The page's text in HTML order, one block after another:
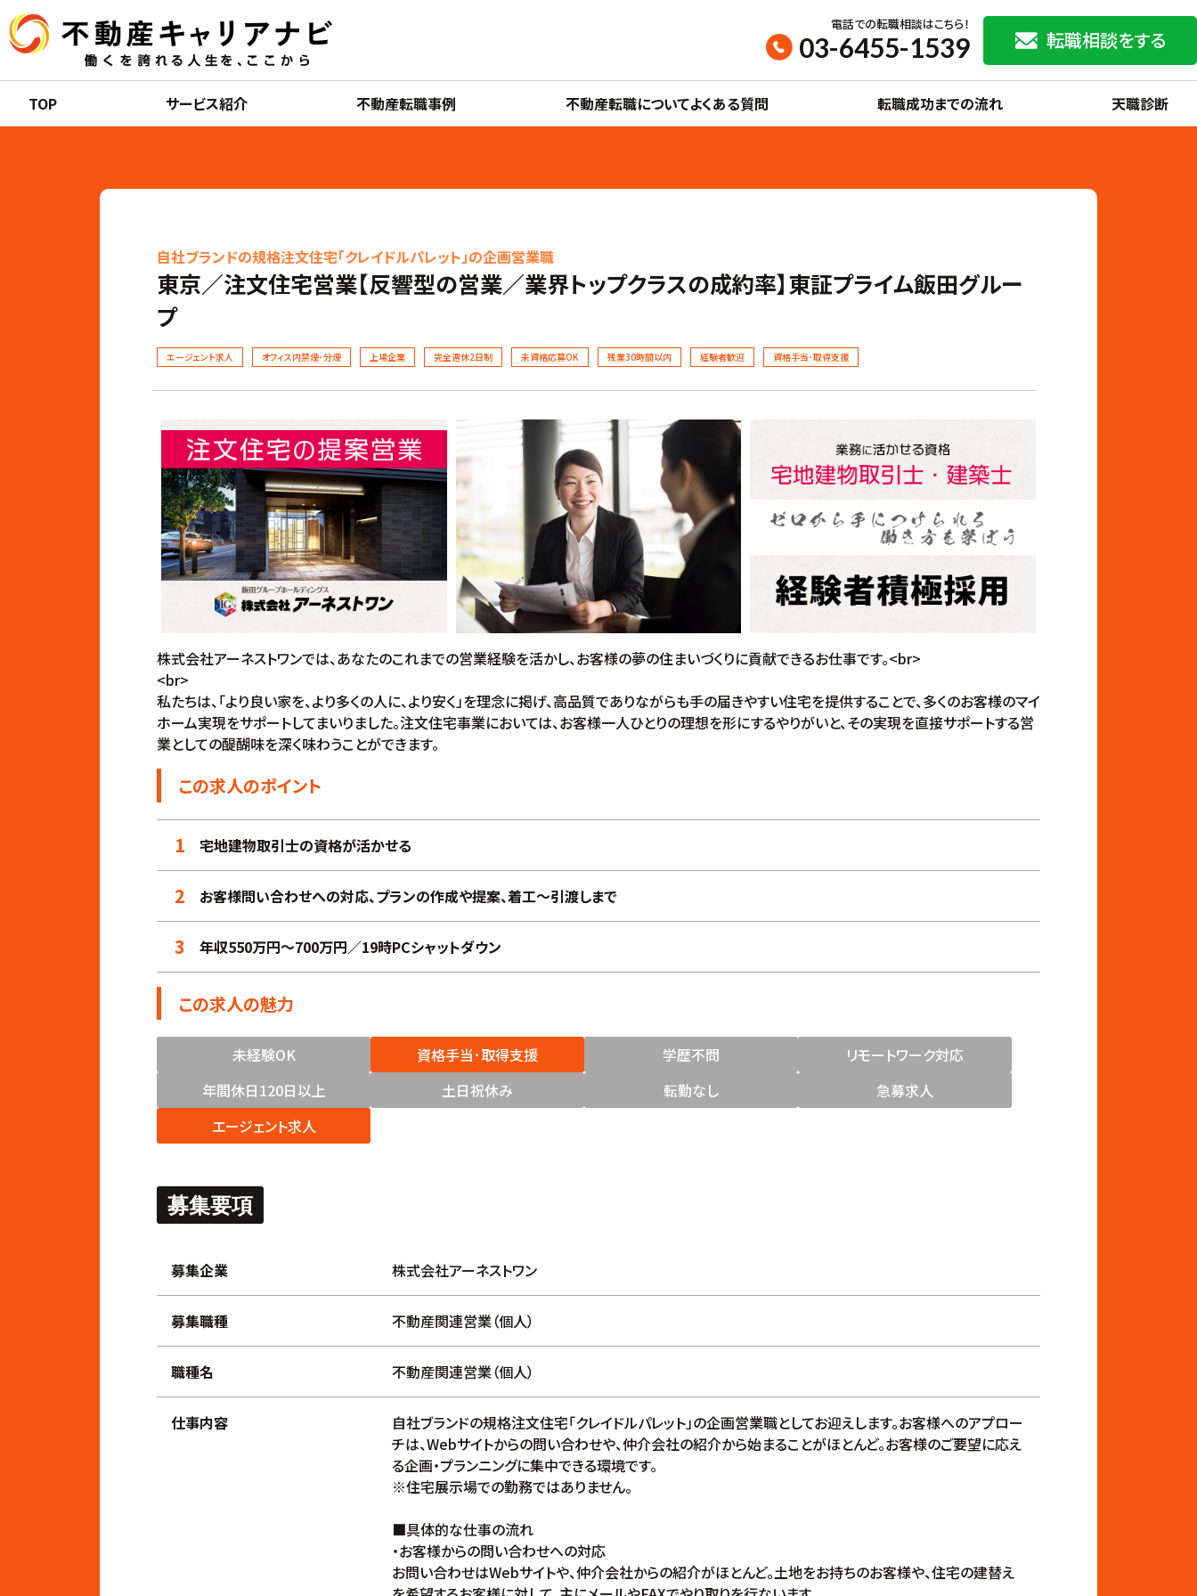
電話での転職相談はこちら！
03-6455-1539 転職相談をする
TOP サービス紹介 不動産転職事例 不動産転職についてよくある質問 転職成功までの流れ 天職診断
自社ブランドの規格注文住宅「クレイドルパレット」の企画営業職
東京／注文住宅営業【反響型の営業／業界トップクラスの成約率】東証プライム飯田グルー
プ
エージェント求人 オフィス内禁煙･分煙 上場企業 完全週休2日制 未資格応募OK 残業30時間以内 経験者歓迎 資格手当･取得支援
株式会社アーネストワンでは、あなたのこれまでの営業経験を活かし、お客様の夢の住まいづくりに貢献できるお仕事です。<br>
<br>
私たちは、「より良い家を、より多くの人に、より安く」を理念に掲げ、高品質でありながらも手の届きやすい住宅を提供することで、多くのお客様のマイ
ホーム実現をサポートしてまいりました。注文住宅事業においては、お客様一人ひとりの理想を形にするやりがいと、その実現を直接サポートする営
業としての醍醐味を深く味わうことができます。
この求人のポイント
1 宅地建物取引士の資格が活かせる
2 お客様問い合わせへの対応、プランの作成や提案、着工〜引渡しまで
3 年収550万円〜700万円／19時PCシャットダウン
この求人の魅力
未経験OK 資格手当･取得支援 学歴不問
リモートワーク対応
年間休日120日以上
土日祝休み 転勤なし
急募求人
エージェント求人
募集要項
募集企業 株式会社アーネストワン
募集職種 不動産関連営業（個人）
職種名 不動産関連営業（個人）
仕事内容
自社ブランドの規格注文住宅「クレイドルパレット」の企画営業職としてお迎えします。お客様へのアプロー
チは、Webサイトからの問い合わせや、仲介会社の紹介から始まることがほとんど。お客様のご要望に応え
る企画・プランニングに集中できる環境です。
※住宅展示場での勤務ではありません。
■具体的な仕事の流れ
・お客様からの問い合わせへの対応
お問い合わせはWebサイトや、仲介会社からの紹介がほとんど。土地をお持ちのお客様や、住宅の建替え